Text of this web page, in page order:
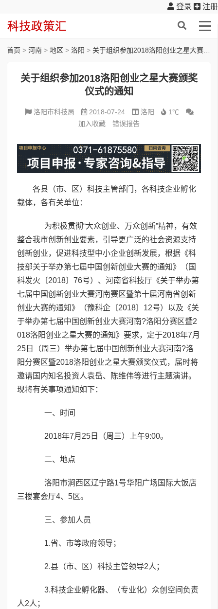
登录 注册
首页 > 河南 > 地区 > 洛阳 > 关于组织参加2018洛阳创业之星大赛颁奖仪式的通知
关于组织参加2018洛阳创业之星大赛颁奖
仪式的通知
洛阳市科技局 2018-07-24 洛阳
1℃
加入收藏
错误报告
各县（市、区）科技主管部门，各科技企业孵化
载体，各有关单位：
为积极贯彻“大众创业、万众创新”精神，有效
整合我市创新创业要素，引导更广泛的社会资源支持
创新创业，促进科技型中小企业创新发展，根据《科
技部关于举办第七届中国创新创业大赛的通知》（国
科发火〔2018〕76号）、河南省科技厅《关于举办第
七届中国创新创业大赛河南赛区暨第十届河南省创新
创业大赛的通知》（豫科企〔2018〕12号）以及《关
于举办第七届中国创新创业大赛河南?洛阳分赛区暨2
018洛阳创业之星大赛的通知》要求，定于2018年7月
25日（周三）举办第七届中国创新创业大赛河南?洛
阳分赛区暨2018洛阳创业之星大赛颁奖仪式，届时将
邀请国内知名投资人袁岳、陈维伟等进行主题演讲。
现将有关事项通知如下：
一、时间
2018年7月25日（周三）上午9:00。
二、地点
洛阳市涧西区辽宁路1号华阳广场国际大饭店
三楼宴会厅4、5区。
三、参加人员
1.省、市等政府领导；
2.县（市、区）科技主管领导2人；
3.科技企业孵化器、（专业化）众创空间负责
人2人；